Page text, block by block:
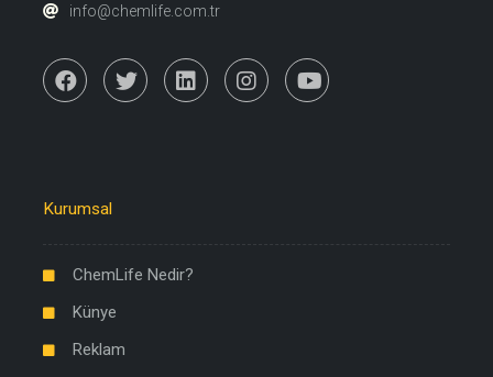
info@chemlife.com.tr
Kurumsal
ChemLife Nedir?
Künye
Reklam